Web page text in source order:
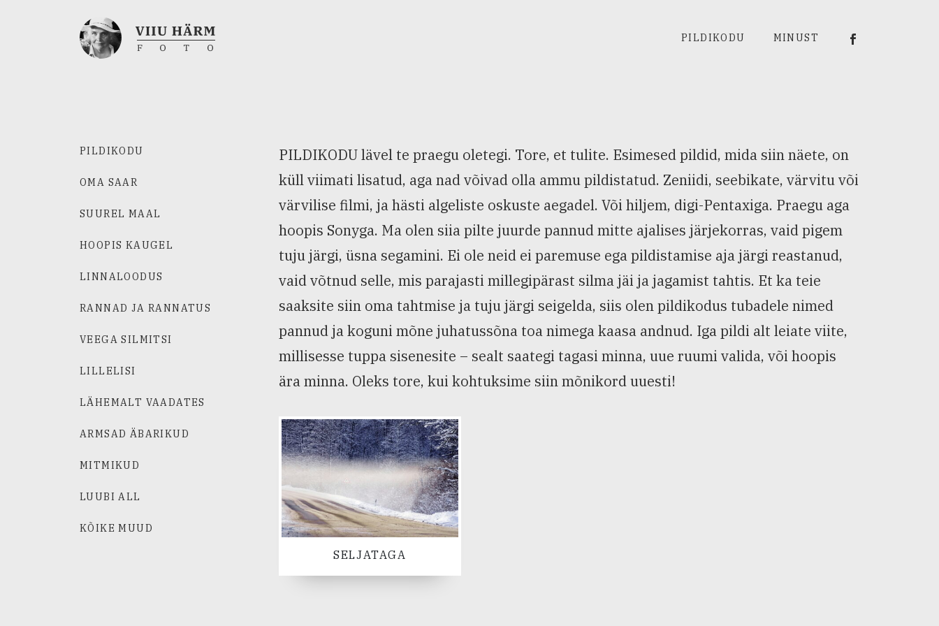
PILDIKODU MINUST Viiu Härm
PILDIKODU
OMA SAAR
SUUREL MAAL
HOOPIS KAUGEL
LINNALOODUS
RANNAD JA RANNATUS
VEEGA SILMITSI
LILLELISI
LÄHEMALT VAADATES
ARMSAD ÄBARIKUD
MITMIKUD
LUUBI ALL
KÕIKE MUUD
PILDIKODU lävel te praegu oletegi. Tore, et tulite. Esimesed pildid, mida siin näete, on
küll viimati lisatud, aga nad võivad olla ammu pildistatud. Zeniidi, seebikate, värvitu või
värvilise filmi, ja hästi algeliste oskuste aegadel. Või hiljem, digi-Pentaxiga. Praegu aga
hoopis Sonyga. Ma olen siia pilte juurde pannud mitte ajalises järjekorras, vaid pigem
tuju järgi, üsna segamini. Ei ole neid ei paremuse ega pildistamise aja järgi reastanud,
vaid võtnud selle, mis parajasti millegipärast silma jäi ja jagamist tahtis. Et ka teie
saaksite siin oma tahtmise ja tuju järgi seigelda, siis olen pildikodus tubadele nimed
pannud ja koguni mõne juhatussõna toa nimega kaasa andnud. Iga pildi alt leiate viite,
millisesse tuppa sisenesite – sealt saategi tagasi minna, uue ruumi valida, või hoopis
ära minna. Oleks tore, kui kohtuksime siin mõnikord uuesti!
SELJATAGA